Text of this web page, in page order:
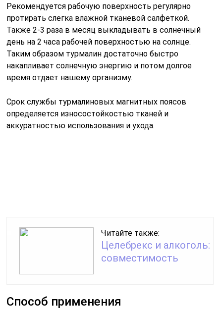
Рекомендуется рабочую поверхность регулярно
протирать слегка влажной тканевой салфеткой.
Также 2-3 раза в месяц выкладывать в солнечный
день на 2 часа рабочей поверхностью на солнце.
Таким образом турмалин достаточно быстро
накапливает солнечную энергию и потом долгое
время отдает нашему организму.
Срок службы турмалиновых магнитных поясов
определяется износостойкостью тканей и
аккуратностью использования и ухода.
Читайте также:
Целебрекс и алкоголь:
совместимость
Способ применения